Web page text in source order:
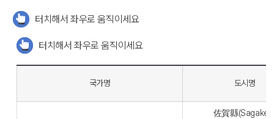
터치해서 좌우로 움직이세요
터치해서 좌우로 움직이세요
국가명 도시명
佐賀縣